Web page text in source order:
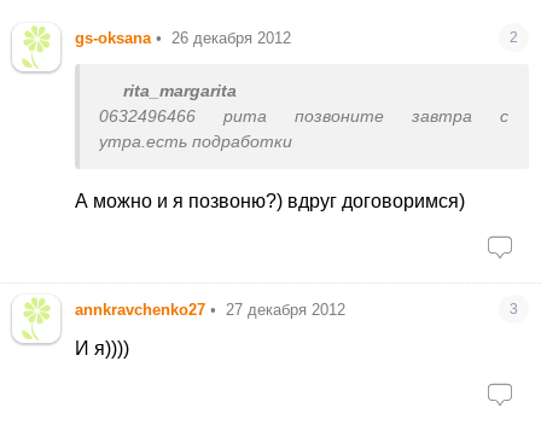
gs-oksana • 26 декабря 2012 2
rita_margarita
0632496466 рита позвоните завтра с
утра.есть подработки
А можно и я позвоню?) вдруг договоримся)
annkravchenko27 • 27 декабря 2012 3
И я))))